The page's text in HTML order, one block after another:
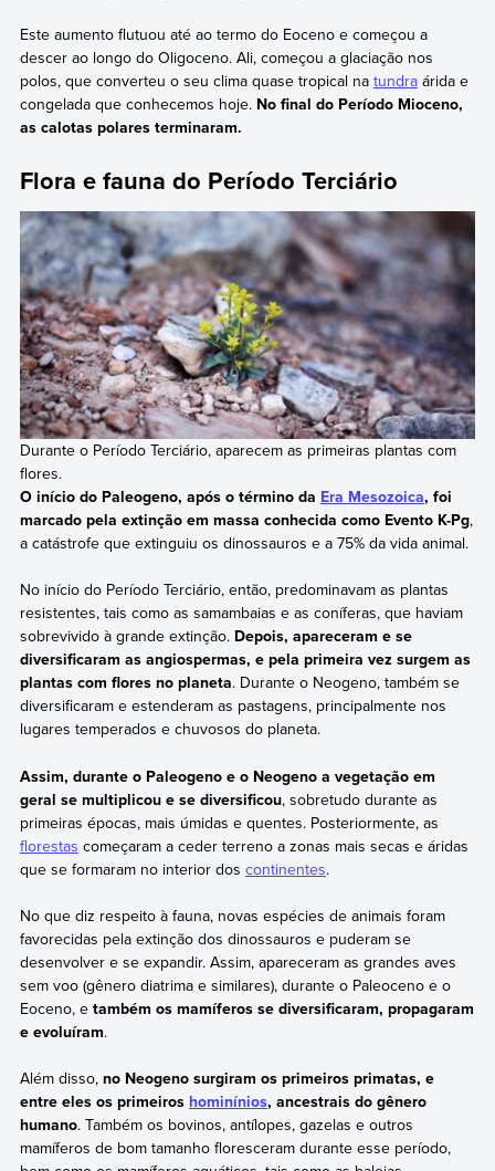
Este aumento flutuou até ao termo do Eoceno e começou a
descer ao longo do Oligoceno. Ali, começou a glaciação nos
polos, que converteu o seu clima quase tropical na tundraárida e
congelada que conhecemos hoje. No final do Período Mioceno,
as calotas polares terminaram.
Flora e fauna do Período Terciário
Durante o Período Terciário, aparecem as primeiras plantas com
flores.
O início do Paleogeno, após o término da Era Mesozoica, foi
marcado pela extinção em massa conhecida como Evento K-Pg,
a catástrofe que extinguiu os dinossauros e a 75% da vida animal.
No início do Período Terciário, então, predominavam as plantas
resistentes, tais como as samambaias e as coníferas, que haviam
sobrevivido à grande extinção. Depois, apareceram e se
diversificaram as angiospermas, e pela primeira vez surgem as
plantas com flores no planeta. Durante o Neogeno, também se
diversificaram e estenderam as pastagens, principalmente nos
lugares temperados e chuvosos do planeta.
Assim, durante o Paleogeno e o Neogeno a vegetação em
geral se multiplicou e se diversificou, sobretudo durante as
primeiras épocas, mais úmidas e quentes. Posteriormente, as
florestas começaram a ceder terreno a zonas mais secas e áridas
que se formaram no interior dos continentes.
No que diz respeito à fauna, novas espécies de animais foram
favorecidas pela extinção dos dinossauros e puderam se
desenvolver e se expandir. Assim, apareceram as grandes aves
sem voo (gênero diatrima e similares), durante o Paleoceno e o
Eoceno, e também os mamíferos se diversificaram, propagaram
e evoluíram.
Além disso, no Neogeno surgiram os primeiros primatas, e
entre eles os primeiros hominínios, ancestrais do gênero
humano. Também os bovinos, antílopes, gazelas e outros
mamíferos de bom tamanho floresceram durante esse período,